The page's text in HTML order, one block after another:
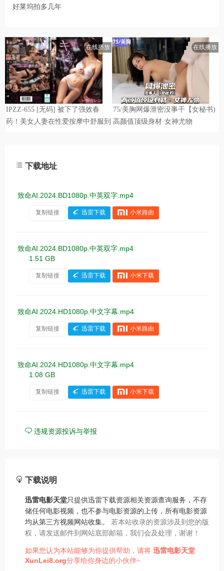
好莱坞拍多几年
下载地址
致命AI.2024.BD1080p.中英双字.mp4
复制链接 迅雷下载 小米路由
致命AI.2024.BD1080p.中英双字.mp4
1.51 GB
复制链接 迅雷下载 小米下载
致命AI.2024.HD1080p.中文字幕.mp4
复制链接 迅雷下载 小米路由
致命AI.2024.HD1080p.中文字幕.mp4
1.08 GB
复制链接 迅雷下载 小米下载
违规资源投诉与举报
下载说明
迅雷电影天堂只提供迅雷下载资源相关资源查询服务，不存
储任何电影视频，也不参与电影资源的上传，所有电影资源
均从第三方视频网站收集。 若本站收录的资源涉及到您的版
权，请发送邮件到网站底部邮箱，我们会及处理，谢谢！
如果您认为本站能够为你提供帮助，请将 迅雷电影天堂
XunLei8.org分享给你身边的小伙伴~